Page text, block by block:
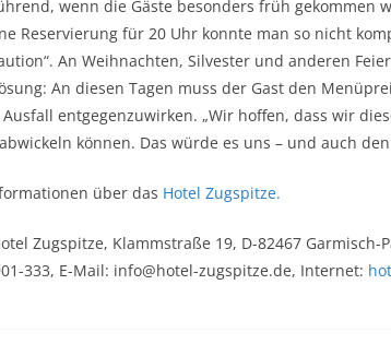
wenn die Gäste besonders früh gekommen
Reservierung für 20 Uhr konnte man so nicht
An Weihnachten, Silvester und anderen
An diesen Tagen muss der Gast den
entgegenzuwirken. „Wir hoffen, dass wir
können. Das würde es uns – und auch
über das Hotel Zugspitze.
Zugspitze, Klammstraße 19, D-82467 Garmisch-
333, E-Mail: info@hotel-zugspitze.de, Internet: